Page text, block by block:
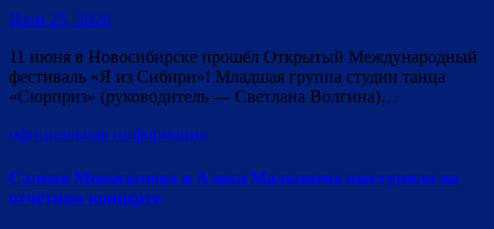
Июн 25, 2026
11 июня в Новосибирске прошёл Открытый Международный
фестиваль «Я из Сибири»! Младшая группа студии танца
«Сюрприз» (руководитель — Светлана Волгина)…
официальная информация
Сальви Монасыпова и Алиса Малышева выступили на
отчётном концерте